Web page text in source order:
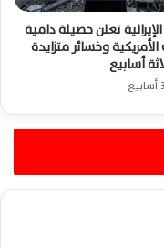
تعلن حصيلة دامية
الأمريكية وخسائر متزايدة
أسابيع